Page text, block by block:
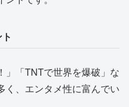
」「TNTで世界を爆破」な
く、エンタメ性に富んでい